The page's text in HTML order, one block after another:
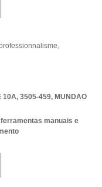
10A, 3505-459, MUNDAO
manuais e